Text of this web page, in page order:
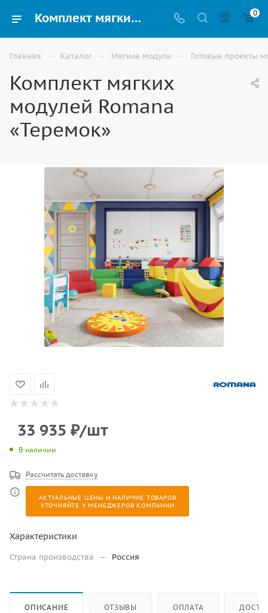
Комплект мягких модулей Romana «Теремок» купить в Волгограде 0
Главная — Каталог — Мягкие модули — Готовые проекты
Комплект мягких
модулей Romana
«Теремок»
33 935 ₽/шт
В наличии
Рассчитать доставку
АКТУАЛЬНЫЕ ЦЕНЫ И НАЛИЧИЕ ТОВАРОВ
УТОЧНЯЙТЕ У МЕНЕДЖЕРОВ КОМПАНИИ
Характеристики
Страна производства — Россия
ОПИСАНИЕ ОТЗЫВЫ ОПЛАТА